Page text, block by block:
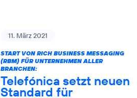
11. März 2021
START VON RICH BUSINESS MESSAGING
(RBM) FÜR UNTERNEHMEN ALLER
BRANCHEN:
Telefónica setzt neuen
Standard für